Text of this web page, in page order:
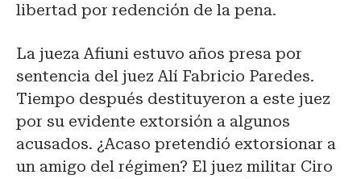
libertad por redención de la pena.
La jueza Afiuni estuvo años presa por
sentencia del juez Alí Fabricio Paredes.
Tiempo después destituyeron a este juez
por su evidente extorsión a algunos
acusados. ¿Acaso pretendió extorsionar a
un amigo del régimen? El juez militar Ciro